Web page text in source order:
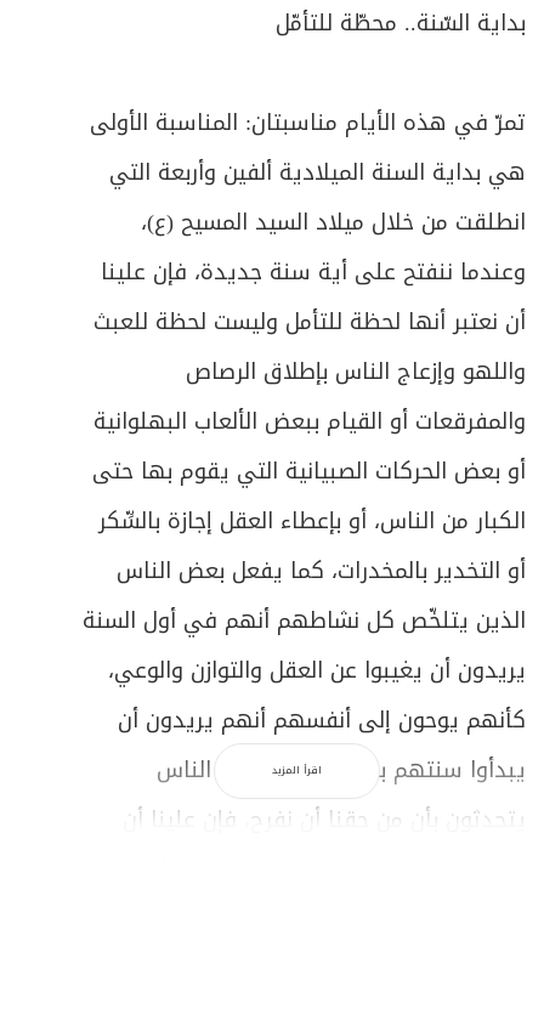
بداية السّنة.. محطّة للتأمّل
تمرّ في هذه الأيام مناسبتان: المناسبة الأولى
هي بداية السنة الميلادية ألفين وأربعة التي
انطلقت من خلال ميلاد السيد المسيح (ع)،
وعندما ننفتح على أية سنة جديدة، فإن علينا
أن نعتبر أنها لحظة للتأمل وليست لحظة للعبث
واللهو وإزعاج الناس بإطلاق الرصاص
والمفرقعات أو القيام ببعض الألعاب البهلوانية
أو بعض الحركات الصبيانية التي يقوم بها حتى
الكبار من الناس، أو بإعطاء العقل إجازة بالسِّكر
أو التخدير بالمخدرات، كما يفعل بعض الناس
الذين يتلخّص كل نشاطهم أنهم في أول السنة
يريدون أن يغيبوا عن العقل والتوازن والوعي،
كأنهم يوحون إلى أنفسهم أنهم يريدون أن
يبدأوا سنتهم باللاعقل، وإذا كان الناس
يتحدثون بأن من حقنا أن نفرح، فإن علينا أن
اقرأ المزيد